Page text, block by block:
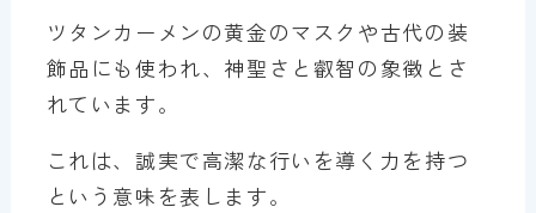
ツタンカーメンの黄金のマスクや古代の装
飾品にも使われ、神聖さと叡智の象徴とさ
れています。
これは、誠実で高潔な行いを導く力を持つ
という意味を表します。